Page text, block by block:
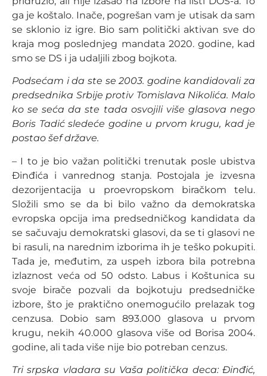
ga je koštalo. Inače, pogrešan vam je utisak da sam
se sklonio iz igre. Bio sam politički aktivan sve do
kraja mog poslednjeg mandata 2020. godine, kad
smo se DS i ja udaljili zbog bojkota.
Podsećam i da ste se 2003. godine kandidovali za
predsednika Srbije protiv Tomislava Nikolića. Malo
ko se seća da ste tada osvojili više glasova nego
Boris Tadić sledeće godine u prvom krugu, kad je
postao šef države.
– I to je bio važan politički trenutak posle ubistva
Đinđića i vanrednog stanja. Postojala je izvesna
dezorijentacija u proevropskom biračkom telu.
Složili smo se da bi bilo važno da demokratska
evropska opcija ima predsedničkog kandidata da
se sačuvaju demokratski glasovi, da se ti glasovi ne
bi rasuli, na narednim izborima ih je teško pokupiti.
Tada je, međutim, za uspeh izbora bila potrebna
izlaznost veća od 50 odsto. Labus i Koštunica su
svoje birače pozvali da bojkotuju predsedničke
izbore, što je praktično onemogućilo prelazak tog
cenzusa. Dobio sam 893.000 glasova u prvom
krugu, nekih 40.000 glasova više od Borisa 2004.
godine, ali tada više nije bio potreban cenzus.
Tri srpska vladara su Vaša politička deca: Đinđić,